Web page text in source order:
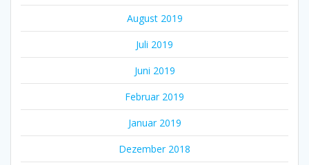
August 2019
Juli 2019
Juni 2019
Februar 2019
Januar 2019
Dezember 2018